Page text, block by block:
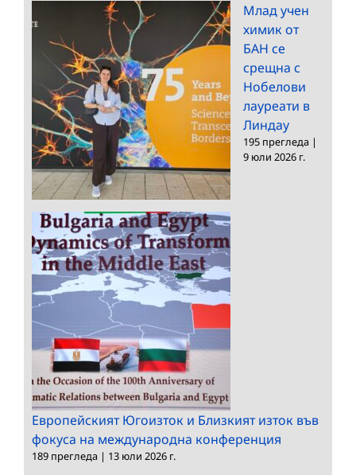
Млад учен
химик от
БАН се
срещна с
Нобелови
лауреати в
Линдау
195 прегледа |
9 юли 2026 г.
Европейският Югоизток и Близкият изток във
фокуса на международна конференция
189 прегледа | 13 юли 2026 г.